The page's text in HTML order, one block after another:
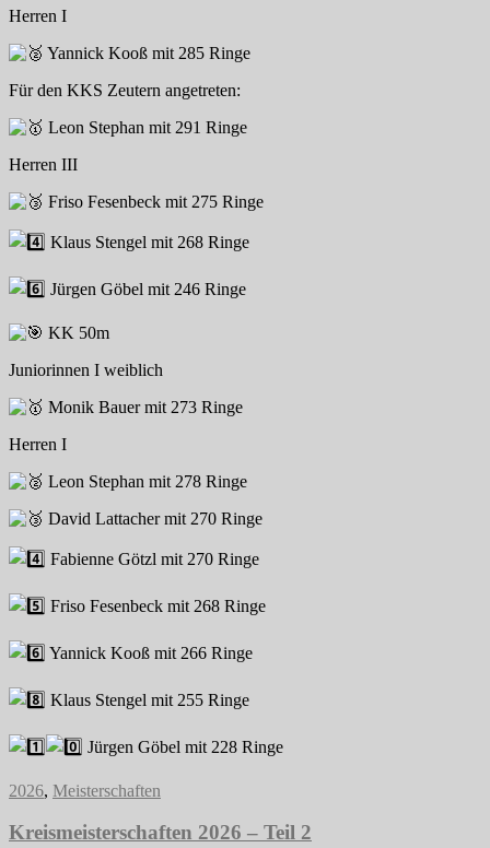
Herren I
Yannick Kooß mit 285 Ringe
Für den KKS Zeutern angetreten:
Leon Stephan mit 291 Ringe
Herren III
Friso Fesenbeck mit 275 Ringe
Klaus Stengel mit 268 Ringe
Jürgen Göbel mit 246 Ringe
KK 50m
Juniorinnen I weiblich
Monik Bauer mit 273 Ringe
Herren I
Leon Stephan mit 278 Ringe
David Lattacher mit 270 Ringe
Fabienne Götzl mit 270 Ringe
Friso Fesenbeck mit 268 Ringe
Yannick Kooß mit 266 Ringe
Klaus Stengel mit 255 Ringe
Jürgen Göbel mit 228 Ringe
2026, Meisterschaften
Kreismeisterschaften 2026 – Teil 2